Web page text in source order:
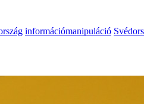
információmanipuláció